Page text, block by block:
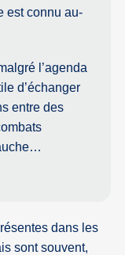
est connu au-
l’agenda
d’échanger
entre des
dans les
sont souvent,